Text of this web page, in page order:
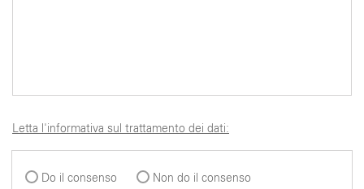
Letta l'informativa sul trattamento dei dati:
Do il consenso
Non do il consenso